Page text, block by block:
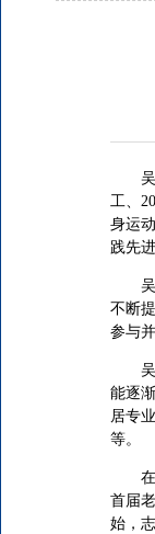
工、
身运
践先
不断
参与
能逐
居专
等。
首届
始，